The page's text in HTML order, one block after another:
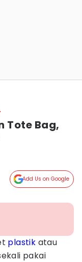
Tote Bag,
Add Us on Google
plastik atau
pakai